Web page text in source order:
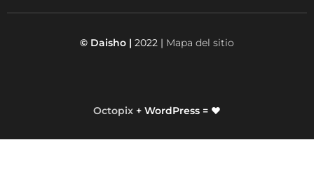
© Daisho | 2022 | Mapa del sitio
Octopix + WordPress = ❤